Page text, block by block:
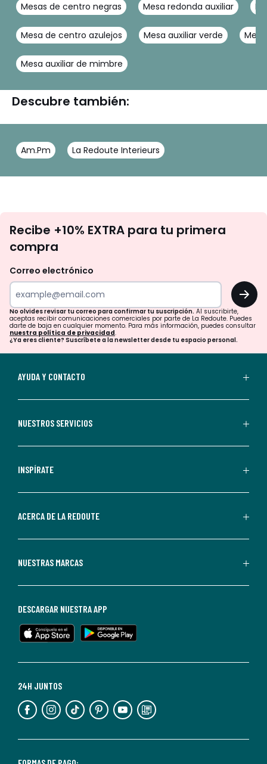
Mesas de centro negras Mesa redonda auxiliar
Mesa de centro azulejos Mesa auxiliar verde
Mesa auxiliar de mimbre
Descubre también:
Am.Pm La Redoute Interieurs
te
tu
para
confirmar
tu
suscripción.
aceptas
comerciales
personalizadas
parte
Redoute.
de
en
cualquier
Para
información,
puedes
nuestra
Recibe +10% EXTRA para tu primera
compra
Correo electrónico
OK
No olvides revisar tu correo para confirmar tu suscripción. Al suscribirte,
aceptas recibir comunicaciones comerciales por parte de La Redoute. Puedes
darte de baja en cualquier momento. Para más información, puedes consultar
nuestra política de privacidad.
¿Ya eres cliente? Suscríbete a la newsletter desde tu espacio personal.
AYUDA Y CONTACTO
NUESTROS SERVICIOS
INSPÍRATE
ACERCA DE LA REDOUTE
NUESTRAS MARCAS
24H JUNTOS
DESCARGAR NUESTRA APP